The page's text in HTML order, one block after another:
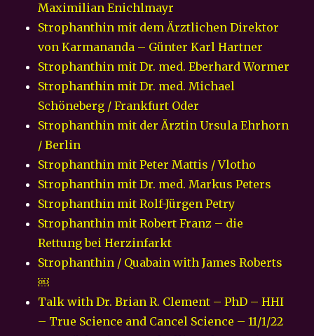
Maximilian Enichlmayr
Strophanthin mit dem Ärztlichen Direktor
von Karmananda – Günter Karl Hartner
Strophanthin mit Dr. med. Eberhard Wormer
Strophanthin mit Dr. med. Michael
Schöneberg / Frankfurt Oder
Strophanthin mit der Ärztin Ursula Ehrhorn
/ Berlin
Strophanthin mit Peter Mattis / Vlotho
Strophanthin mit Dr. med. Markus Peters
Strophanthin mit Rolf-Jürgen Petry
Strophanthin mit Robert Franz – die
Rettung bei Herzinfarkt
Strophanthin / Quabain with James Roberts
￼
Talk with Dr. Brian R. Clement – PhD – HHI
– True Science and Cancel Science – 11/1/22